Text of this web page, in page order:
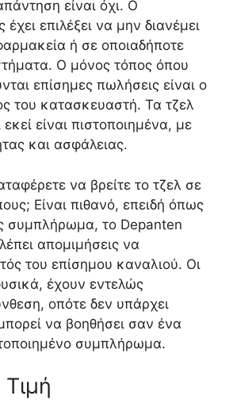
είναι όχι. Ο
επιλέξει να μην διανέμει
ή σε οποιαδήποτε
Ο μόνος τόπος όπου
επίσημες πωλήσεις είναι ο
του κατασκευαστή. Τα τζελ
είναι πιστοποιημένα, με
και ασφάλειας.
να βρείτε το τζελ σε
Είναι πιθανό, επειδή όπως
συμπλήρωμα, το Depanten
απομιμήσεις να
του επίσημου καναλιού. Οι
έχουν εντελώς
οπότε δεν υπάρχει
να βοηθήσει σαν ένα
συμπλήρωμα.